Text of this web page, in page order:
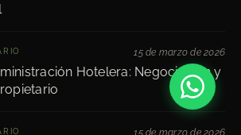
Hotelera: Negociación y
15 de marzo de 2026
15 de marzo de 2026